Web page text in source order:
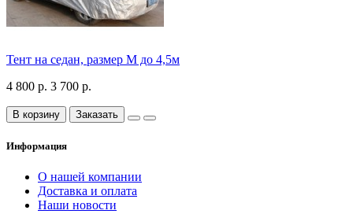
Тент на седан, размер М до 4,5м
4 800 р. 3 700 р.
В корзину Заказать
Информация
О нашей компании
Доставка и оплата
Наши новости